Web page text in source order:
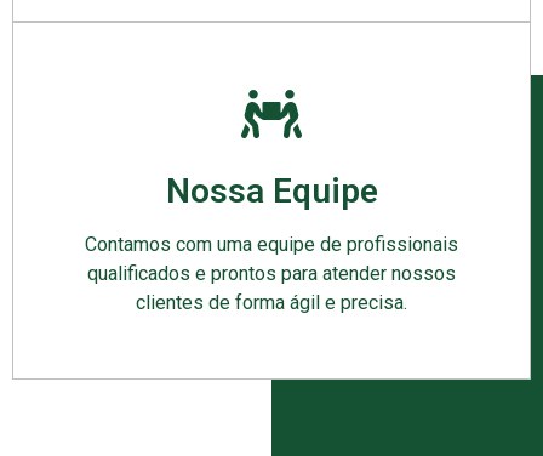
Nossa Equipe
Contamos com uma equipe de profissionais
qualificados e prontos para atender nossos
clientes de forma ágil e precisa.